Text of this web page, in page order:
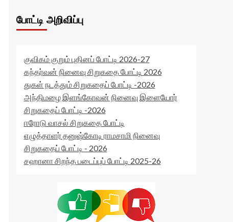
போட்டி அறிவிப்பு
குவிகம் குறும் புதினப் போட்டி 2026-27
கந்தர்வன் நினைவு சிறுகதை போட்டி 2026
துகள் நடத்தும் சிறுகதைப் போட்டி -2026
அந்திமழை இளங்கோவன் நினைவு இளையோர்
சிறுகதைப் போட்டி -2026
ஈரோடு வாசல் சிறுகதை போட்டி
எழுத்தாளர் தனுஷ்கோடி ராமசாமி நினைவு
சிறுகதைப் போட்டி - 2026
சஹானா சிறந்த படைப்புப் போட்டி 2025-26